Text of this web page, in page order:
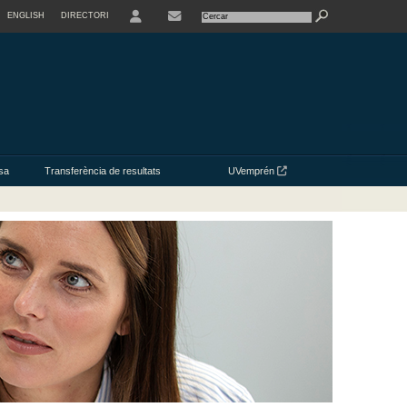
ENGLISH DIRECTORI
Transferència de resultats UVemprén